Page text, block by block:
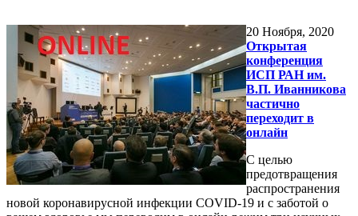
20 Ноября, 2020
Открытая
конференция
ИСП РАН им.
В.П. Иванникова
частично
переходит в
онлайн
С целью
предотвращения
распространения
новой коронавирусной инфекции COVID-19 и с заботой о